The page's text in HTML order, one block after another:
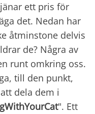
ett pris för
det. Nedan har
åtminstone delvis
de? Några av
runt omkring oss.
till den punkt,
dela dem i
". Ett